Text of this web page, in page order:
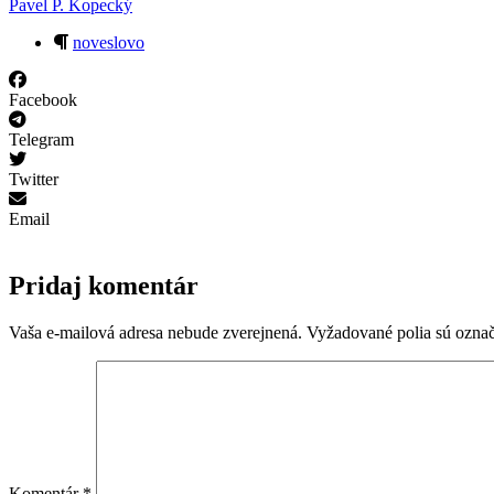
Pavel P. Kopecký
noveslovo
Facebook
Telegram
Twitter
Email
Pridaj komentár
Vaša e-mailová adresa nebude zverejnená. Vyžadované polia sú